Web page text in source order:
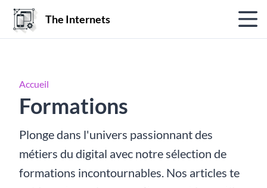
The Internets
Accueil
Formations
Plonge dans l'univers passionnant des
métiers du digital avec notre sélection de
formations incontournables. Nos articles te